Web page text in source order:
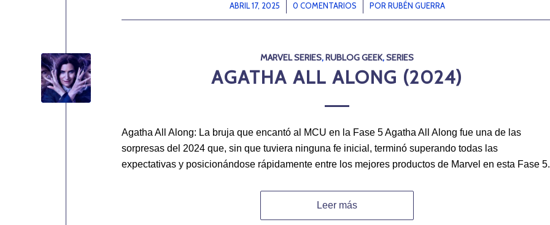
ABRIL 17, 2025
/ 0 COMENTARIOS
/ POR RUBÉN GUERRA
MARVEL SERIES,RUBLOG GEEK,SERIES
AGATHA ALL ALONG (2024)
Agatha All Along: La bruja que encantó al MCU en la Fase 5 Agatha All Along fue una de las
sorpresas del 2024 que, sin que tuviera ninguna fe inicial, terminó superando todas las
expectativas y posicionándose rápidamente entre los mejores productos de Marvel en esta Fase 5.
Leer más